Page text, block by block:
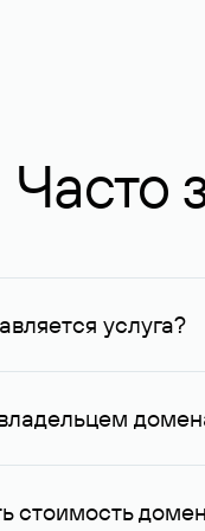
Часто
услуга?
в
его
стоимость